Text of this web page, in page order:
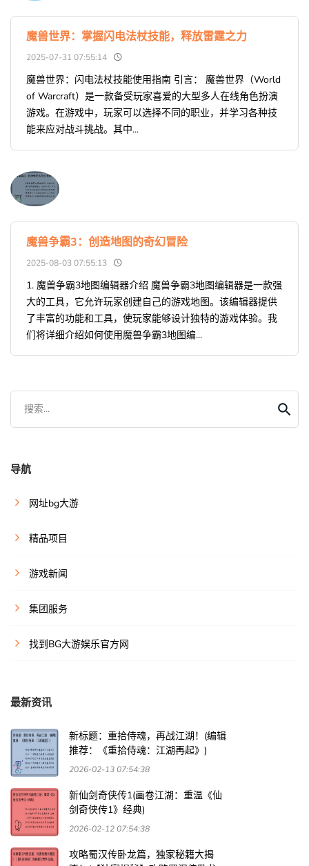
魔兽世界：掌握闪电法杖技能，释放雷霆之力
2025-07-31 07:55:14
魔兽世界：闪电法杖技能使用指南 引言： 魔兽世界（World
of Warcraft）是一款备受玩家喜爱的大型多人在线角色扮演
游戏。在游戏中，玩家可以选择不同的职业，并学习各种技
能来应对战斗挑战。其中...
魔兽争霸3：创造地图的奇幻冒险
2025-08-03 07:55:13
1. 魔兽争霸3地图编辑器介绍 魔兽争霸3地图编辑器是一款强
大的工具，它允许玩家创建自己的游戏地图。该编辑器提供
了丰富的功能和工具，使玩家能够设计独特的游戏体验。我
们将详细介绍如何使用魔兽争霸3地图编...
搜索...
导航
网址bg大游
精品项目
游戏新闻
集团服务
找到BG大游娱乐官方网
最新资讯
新标题：重拾侍魂，再战江湖！(编辑
推荐：《重拾侍魂：江湖再起》)
2026-02-13 07:54:38
新仙剑奇侠传1(画卷江湖：重温《仙
剑奇侠传1》经典)
2026-02-12 07:54:38
攻略蜀汉传卧龙篇，独家秘籍大揭